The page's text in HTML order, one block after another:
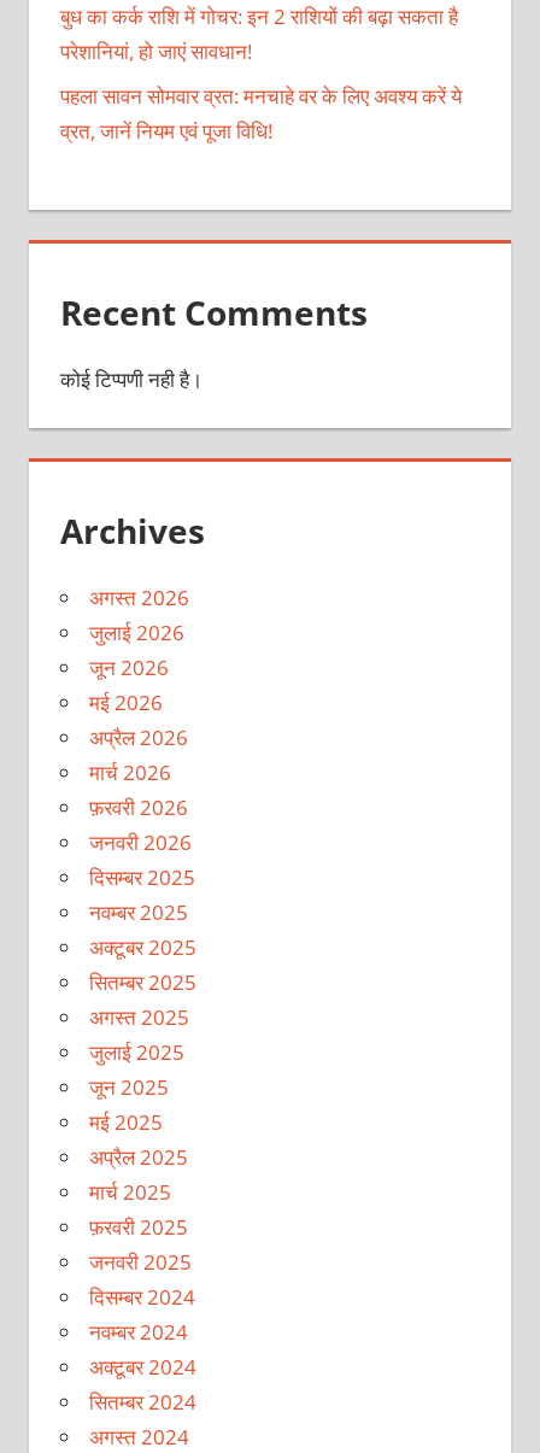
बुध का कर्क राशि में गोचर: इन 2 राशियों की बढ़ा सकता है
परेशानियां, हो जाएं सावधान!
पहला सावन सोमवार व्रत: मनचाहे वर के लिए अवश्य करें ये
व्रत, जानें नियम एवं पूजा विधि!
Recent Comments
कोई टिप्पणी नही है।
Archives
अगस्त 2026
जुलाई 2026
जून 2026
मई 2026
अप्रैल 2026
मार्च 2026
फ़रवरी 2026
जनवरी 2026
दिसम्बर 2025
नवम्बर 2025
अक्टूबर 2025
सितम्बर 2025
अगस्त 2025
जुलाई 2025
जून 2025
मई 2025
अप्रैल 2025
मार्च 2025
फ़रवरी 2025
जनवरी 2025
दिसम्बर 2024
नवम्बर 2024
अक्टूबर 2024
सितम्बर 2024
अगस्त 2024